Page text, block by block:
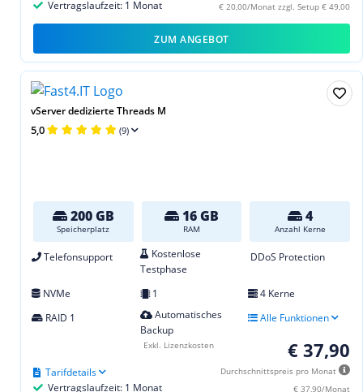
€ 20,00/Monat zzgl. Setup € 49,00
Vertragslaufzeit: 1 Monat
ZUM ANGEBOT
vServer dedizierte Threads M
5,0 (9)
200 GB
Speicherplatz
16 GB
RAM
4
Anzahl Kerne
Telefonsupport
Kostenlose
Testphase
DDoS Protection
NVMe 1
4 Kerne
RAID 1
Automatisches
Backup
Alle Funktionen
€ 37,90
Durchschnittspreis pro Monat
€ 37,90/Monat
Vertragslaufzeit: 1 Monat
Tarifdetails
Exkl. Lizenzkosten